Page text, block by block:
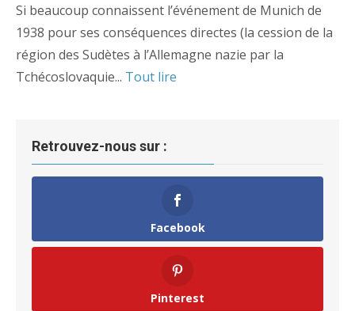
Si beaucoup connaissent l’événement de Munich de
1938 pour ses conséquences directes (la cession de la
région des Sudètes à l’Allemagne nazie par la
Tchécoslovaquie... Tout lire
Retrouvez-nous sur :
Facebook
Pinterest